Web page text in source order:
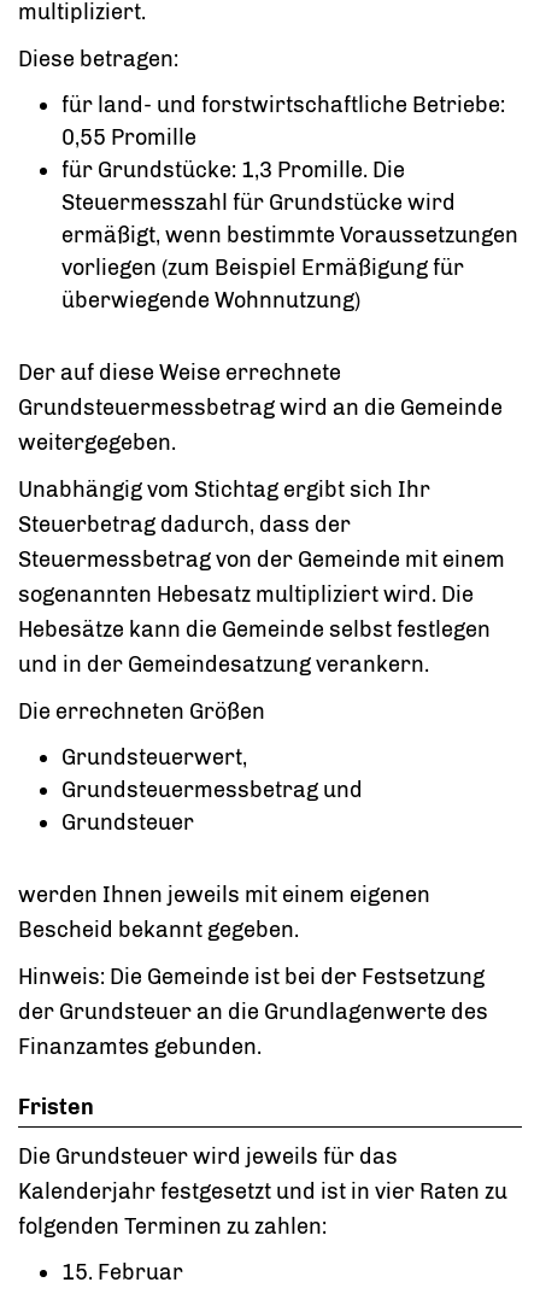
multipliziert.
Diese betragen:
für land- und forstwirtschaftliche Betriebe:
0,55 Promille
für Grundstücke: 1,3 Promille. Die
Steuermesszahl für Grundstücke wird
ermäßigt, wenn bestimmte Voraussetzungen
vorliegen (zum Beispiel Ermäßigung für
überwiegende Wohnnutzung)
Der auf diese Weise errechnete
Grundsteuermessbetrag wird an die Gemeinde
weitergegeben.
Unabhängig vom Stichtag ergibt sich Ihr
Steuerbetrag dadurch, dass der
Steuermessbetrag von der Gemeinde mit einem
sogenannten Hebesatz multipliziert wird. Die
Hebesätze kann die Gemeinde selbst festlegen
und in der Gemeindesatzung verankern.
Die errechneten Größen
Grundsteuerwert,
Grundsteuermessbetrag und
Grundsteuer
werden Ihnen jeweils mit einem eigenen
Bescheid bekannt gegeben.
Hinweis: Die Gemeinde ist bei der Festsetzung
der Grundsteuer an die Grundlagenwerte des
Finanzamtes gebunden.
Fristen
Die Grundsteuer wird jeweils für das
Kalenderjahr festgesetzt und ist in vier Raten zu
folgenden Terminen zu zahlen:
15. Februar